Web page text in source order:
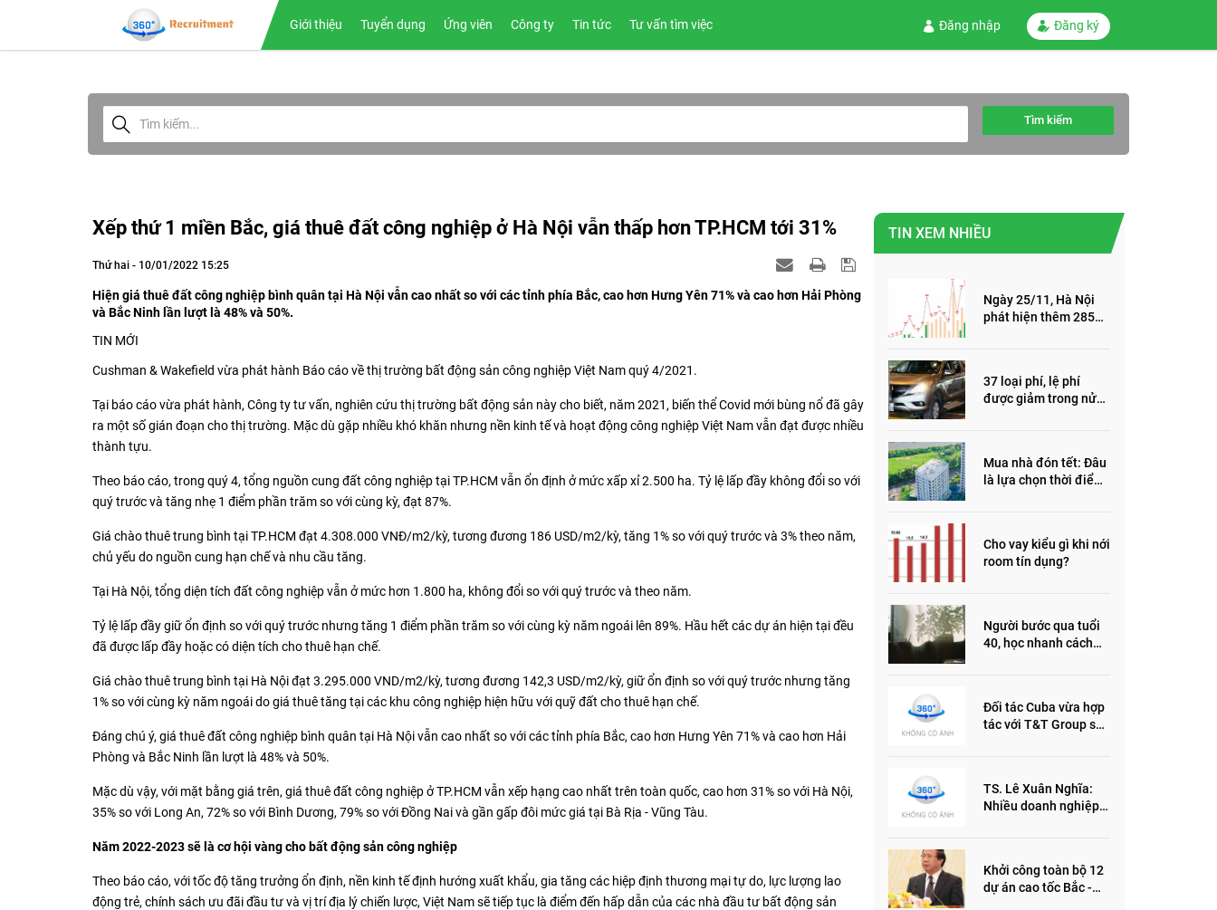
Giới thiệu Tuyển dụng Ứng viên Công ty Tin tức Tư vấn tìm việc Đăng nhập Đăng ký
Tìm kiếm
Xếp thứ 1 miền Bắc, giá thuê đất công nghiệp ở Hà Nội vẫn thấp hơn TP.HCM tới 31%
Thứ hai - 10/01/2022 15:25
Hiện giá thuê đất công nghiệp bình quân tại Hà Nội vẫn cao nhất so với các tỉnh phía Bắc, cao hơn Hưng Yên 71% và cao hơn Hải Phòng
và Bắc Ninh lần lượt là 48% và 50%.
TIN MỚI
Cushman & Wakefield vừa phát hành Báo cáo về thị trường bất động sản công nghiệp Việt Nam quý 4/2021.
Tại báo cáo vừa phát hành, Công ty tư vấn, nghiên cứu thị trường bất động sản này cho biết, năm 2021, biến thể Covid mới bùng nổ đã gây
ra một số gián đoạn cho thị trường. Mặc dù gặp nhiều khó khăn nhưng nền kinh tế và hoạt động công nghiệp Việt Nam vẫn đạt được nhiều
thành tựu.
Theo báo cáo, trong quý 4, tổng nguồn cung đất công nghiệp tại TP.HCM vẫn ổn định ở mức xấp xỉ 2.500 ha. Tỷ lệ lấp đầy không đổi so với
quý trước và tăng nhẹ 1 điểm phần trăm so với cùng kỳ, đạt 87%.
Giá chào thuê trung bình tại TP.HCM đạt 4.308.000 VNĐ/m2/kỳ, tương đương 186 USD/m2/kỳ, tăng 1% so với quý trước và 3% theo năm,
chủ yếu do nguồn cung hạn chế và nhu cầu tăng.
Tại Hà Nội, tổng diện tích đất công nghiệp vẫn ở mức hơn 1.800 ha, không đổi so với quý trước và theo năm.
Tỷ lệ lấp đầy giữ ổn định so với quý trước nhưng tăng 1 điểm phần trăm so với cùng kỳ năm ngoái lên 89%. Hầu hết các dự án hiện tại đều
đã được lấp đầy hoặc có diện tích cho thuê hạn chế.
Giá chào thuê trung bình tại Hà Nội đạt 3.295.000 VND/m2/kỳ, tương đương 142,3 USD/m2/kỳ, giữ ổn định so với quý trước nhưng tăng
1% so với cùng kỳ năm ngoái do giá thuê tăng tại các khu công nghiệp hiện hữu với quỹ đất cho thuê hạn chế.
Đáng chú ý, giá thuê đất công nghiệp bình quân tại Hà Nội vẫn cao nhất so với các tỉnh phía Bắc, cao hơn Hưng Yên 71% và cao hơn Hải
Phòng và Bắc Ninh lần lượt là 48% và 50%.
Mặc dù vậy, với mặt bằng giá trên, giá thuê đất công nghiệp ở TP.HCM vẫn xếp hạng cao nhất trên toàn quốc, cao hơn 31% so với Hà Nội,
35% so với Long An, 72% so với Bình Dương, 79% so với Đồng Nai và gần gấp đôi mức giá tại Bà Rịa - Vũng Tàu.
Năm 2022-2023 sẽ là cơ hội vàng cho bất động sản công nghiệp
Theo báo cáo, với tốc độ tăng trưởng ổn định, nền kinh tế định hướng xuất khẩu, gia tăng các hiệp định thương mại tự do, lực lượng lao
động trẻ, chính sách ưu đãi đầu tư và vị trí địa lý chiến lược, Việt Nam sẽ tiếp tục là điểm đến hấp dẫn của các nhà đầu tư bất động sản
TIN XEM NHIỀU
Ngày 25/11, Hà Nội
phát hiện thêm 285
37 loại phí, lệ phí
được giảm trong nửa
Mua nhà đón tết: Đâu
là lựa chọn thời điểm
Cho vay kiểu gì khi nới
room tín dụng?
Người bước qua tuổi
40, học nhanh cách
Đối tác Cuba vừa hợp
tác với T&T Group sản
TS. Lê Xuân Nghĩa:
Nhiều doanh nghiệp
Khởi công toàn bộ 12
dự án cao tốc Bắc -